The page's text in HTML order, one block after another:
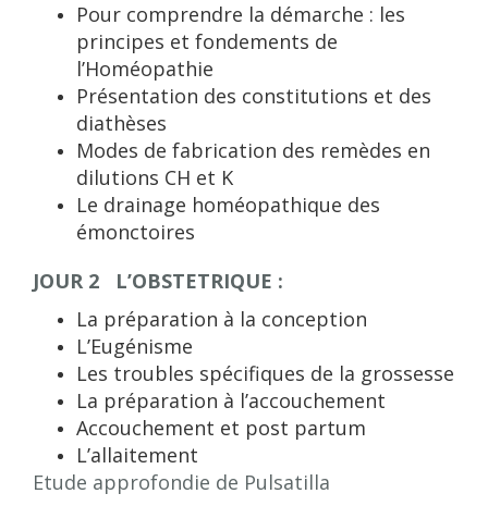
Pour comprendre la démarche : les
principes et fondements de
l’Homéopathie
Présentation des constitutions et des
diathèses
Modes de fabrication des remèdes en
dilutions CH et K
Le drainage homéopathique des
émonctoires
JOUR 2 L’OBSTETRIQUE :
La préparation à la conception
L’Eugénisme
Les troubles spécifiques de la grossesse
La préparation à l’accouchement
Accouchement et post partum
L’allaitement
Etude approfondie de Pulsatilla